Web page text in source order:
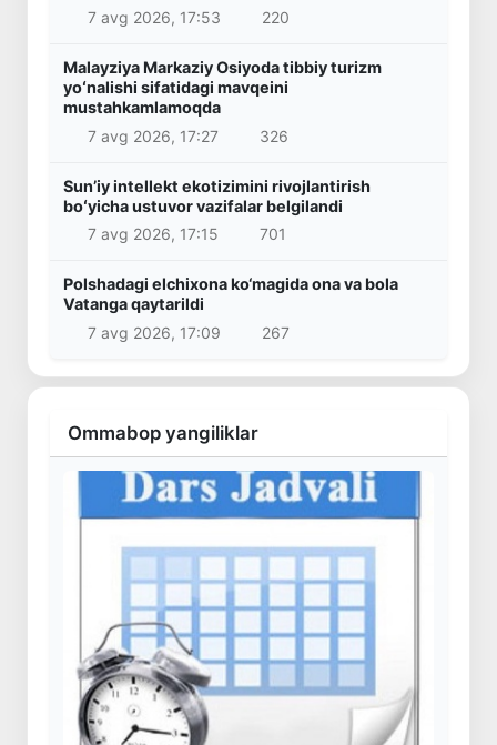
7 avg 2026, 17:53
220
Malayziya Markaziy Osiyoda tibbiy turizm
yoʻnalishi sifatidagi mavqeini
mustahkamlamoqda
7 avg 2026, 17:27
326
Sunʼiy intellekt ekotizimini rivojlantirish
boʻyicha ustuvor vazifalar belgilandi
7 avg 2026, 17:15
701
Polshadagi elchixona ko‘magida ona va bola
Vatanga qaytarildi
7 avg 2026, 17:09
267
Ommabop yangiliklar